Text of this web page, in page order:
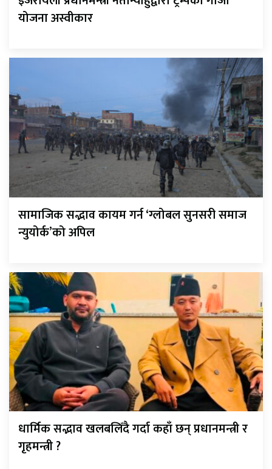
योजना अस्वीकार
सामाजिक सद्भाव कायम गर्न ‘ग्लोबल सुनसरी समाज
न्युयोर्क’को अपिल
धार्मिक सद्भाव खलबलिँदै गर्दा कहाँ छन् प्रधानमन्त्री र
गृहमन्त्री ?